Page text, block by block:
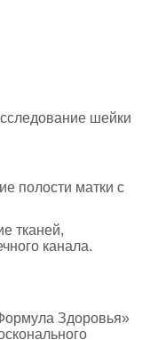
шейки
полости матки с
тканей,
канала.
Здоровья»